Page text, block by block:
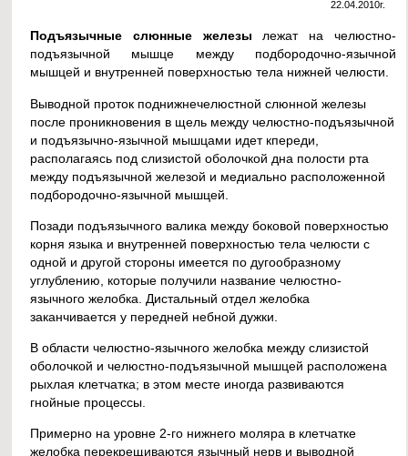
22.04.2010г.
Подъязычные слюнные железылежат на челюстно-
подъязычной мышце между подбородочно-язычной
мышцей и внутренней поверхностью тела нижней челюсти.
Выводной проток поднижнечелюстной слюнной железы
после проникновения в щель между челюстно-подъязычной
и подъязычно-язычной мышцами идет кпереди,
располагаясь под слизистой оболочкой дна полости рта
между подъязычной железой и медиально расположенной
подбородочно-язычной мышцей.
Позади подъязычного валика между боковой поверхностью
корня языка и внутренней поверхностью тела челюсти с
одной и другой стороны имеется по дугообразному
углублению, которые получили название челюстно-
язычного желобка. Дистальный отдел желобка
заканчивается у передней небной дужки.
В области челюстно-язычного желобка между слизистой
оболочкой и челюстно-подъязычной мышцей расположена
рыхлая клетчатка; в этом месте иногда развиваются
гнойные процессы.
Примерно на уровне 2-го нижнего моляра в клетчатке
желобка перекрещиваются язычный нерв и выводной